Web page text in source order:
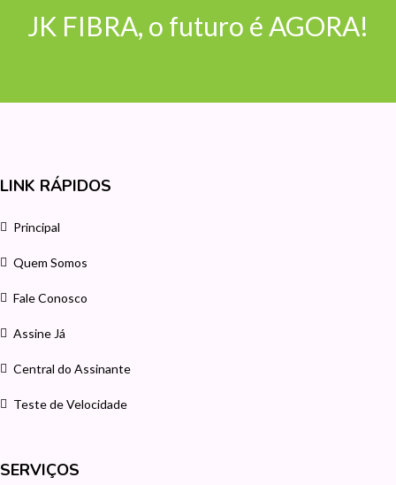
JK FIBRA, o futuro é AGORA!
LINK RÁPIDOS
Principal
Quem Somos
Fale Conosco
Assine Já
Central do Assinante
Teste de Velocidade
SERVIÇOS